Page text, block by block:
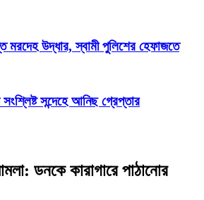
উদ্ধার, স্বামী পুলিশের হেফাজতে
সন্দেহে আনিছ গ্রেপ্তার
ডনকে কারাগারে পাঠানোর